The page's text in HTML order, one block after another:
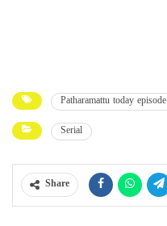
Patharamattu today episode
Serial
Share